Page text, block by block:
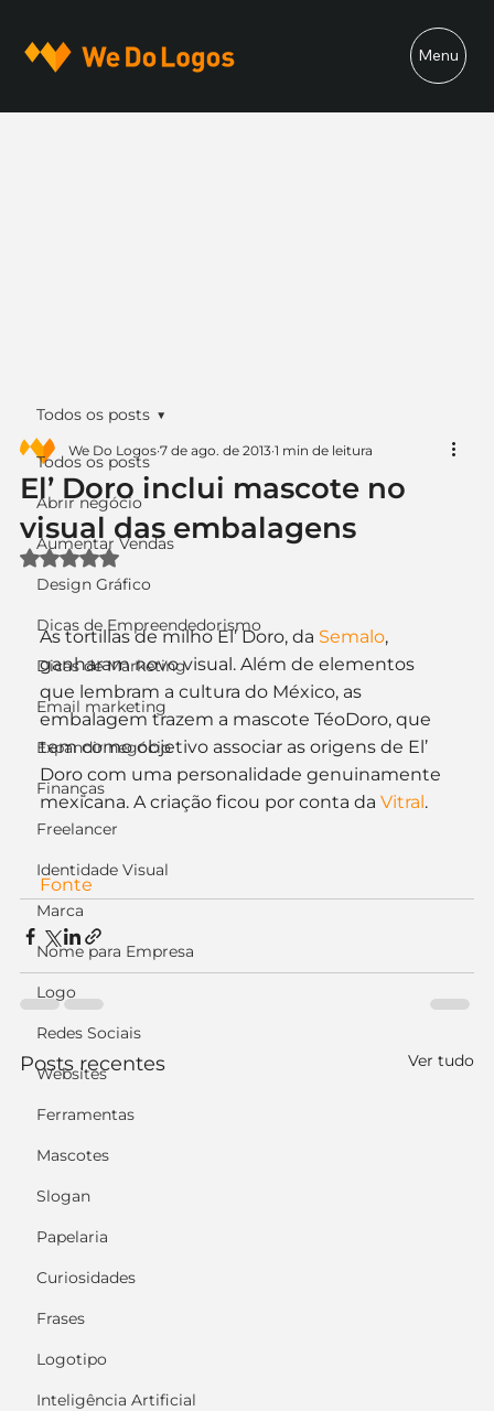
Menu
Todos os posts
Abrir negócio
Aumentar Vendas
Design Gráfico
Dicas de Empreendedorismo
Dicas de Marketing
Email marketing
Expandir negócio
Finanças
Freelancer
Identidade Visual
Marca
Nome para Empresa
Logo
Redes Sociais
Websites
Ferramentas
Mascotes
Slogan
Papelaria
Curiosidades
Frases
Logotipo
Inteligência Artificial
Todos os posts
El’ Doro inclui mascote no
visual das embalagens
We Do Logos 7 de ago. de 2013 1 min de leitura
Avaliado com NaN de 5 estrelas.
As tortillas de milho El’ Doro, da Semalo,
ganharam novo visual. Além de elementos
que lembram a cultura do México, as
embalagem trazem a mascote TéoDoro, que
tem como objetivo associar as origens de El’
Doro com uma personalidade genuinamente
mexicana. A criação ficou por conta da Vitral.
Fonte
Posts recentes Ver tudo